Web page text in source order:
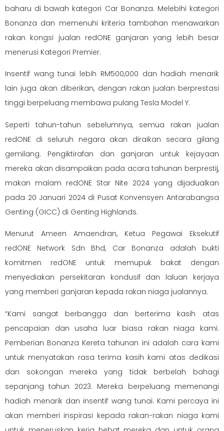
baharu di bawah kategori Car Bonanza. Melebihi kategori
Bonanza dan memenuhi kriteria tambahan menawarkan
rakan kongsi jualan redONE ganjaran yang lebih besar
menerusi Kategori Premier.
Insentif wang tunai lebih RM500,000 dan hadiah menarik
lain juga akan diberikan, dengan rakan jualan berprestasi
tinggi berpeluang membawa pulang Tesla Model Y.
Seperti tahun-tahun sebelumnya, semua rakan jualan
redONE di seluruh negara akan diraikan secara gilang
gemilang. Pengiktirafan dan ganjaran untuk kejayaan
mereka akan disampaikan pada acara tahunan berprestij,
makan malam redONE Star Nite 2024 yang dijadualkan
pada 20 Januari 2024 di Pusat Konvensyen Antarabangsa
Genting (GICC) di Genting Highlands.
Menurut Ameen Amaendran, Ketua Pegawai Eksekutif
redONE Network Sdn Bhd, Car Bonanza adalah bukti
komitmen redONE untuk memupuk bakat dengan
menyediakan persekitaran kondusif dan laluan kerjaya
yang memberi ganjaran kepada rakan niaga jualannya.
“Kami sangat berbangga dan berterima kasih atas
pencapaian dan usaha luar biasa rakan niaga kami.
Pemberian Bonanza Kereta tahunan ini adalah cara kami
untuk menyatakan rasa terima kasih kami atas dedikasi
dan sokongan mereka yang tidak berbelah bahagi
sepanjang tahun 2023. Mereka berpeluang memenangi
hadiah menarik dan insentif wang tunai. Kami percaya ini
akan memberi inspirasi kepada rakan-rakan niaga kami